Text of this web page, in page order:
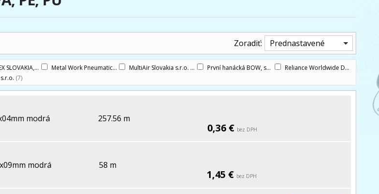
Zoradiť: Prednastavené
s.r.o. (5)
Metal Work Pneumatic CZ, s.r.o. (3)
MultiAir Slovakia s.r.o. (1) První hanácká BOW, spol. s r.o. (4)
Reliance Worldwide Distrib. (Europe) Ltd
(7)
modrá 257.56 m
0,36 € bez DPH
modrá 58 m
1,45 € bez DPH